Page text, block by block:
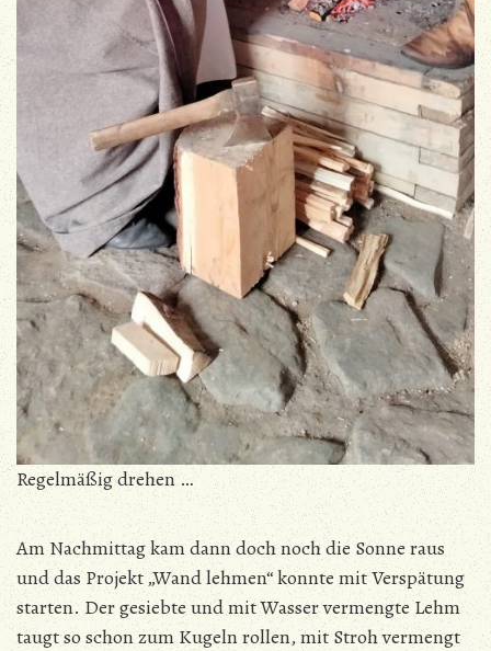
Regelmäßig drehen …
Am Nachmittag kam dann doch noch die Sonne raus
und das Projekt „Wand lehmen“ konnte mit Verspätung
starten. Der gesiebte und mit Wasser vermengte Lehm
taugt so schon zum Kugeln rollen, mit Stroh vermengt